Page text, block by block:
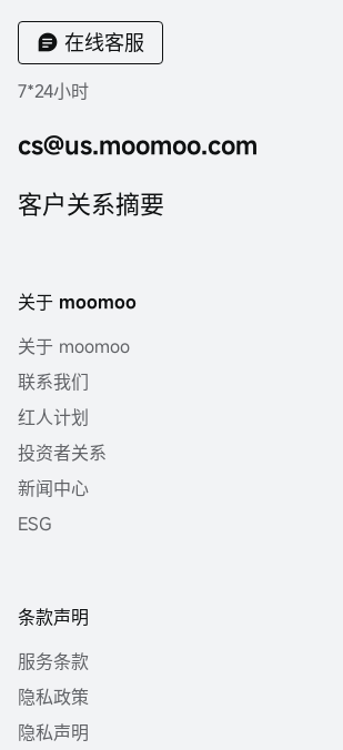
在线客服
7*24小时
cs@us.moomoo.com
客户关系摘要
关于 moomoo
关于 moomoo
联系我们
红人计划
投资者关系
新闻中心
ESG
条款声明
服务条款
隐私政策
隐私声明